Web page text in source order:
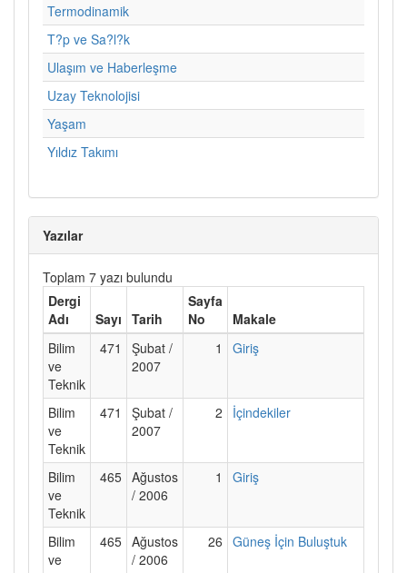
Termodinamik
T?p ve Sa?l?k
Ulaşım ve Haberleşme
Uzay Teknolojisi
Yaşam
Yıldız Takımı
Yazılar
Toplam 7 yazı bulundu
Dergi
Adı
Sayı Tarih
Sayfa
No
Makale
Bilim
ve
Teknik
471
Şubat /
2007
1 Giriş
Bilim
ve
Teknik
471
Şubat /
2007
2 İçindekiler
Bilim
ve
Teknik
465 Ağustos
/ 2006
1 Giriş
Bilim
ve
465 Ağustos
/ 2006
26 Güneş İçin Buluştuk